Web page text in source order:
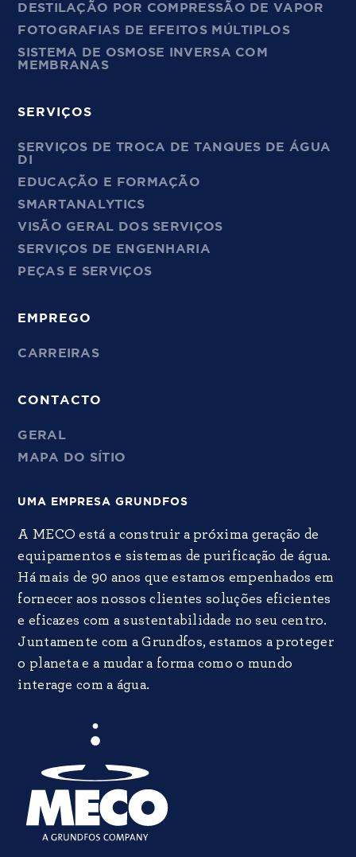
DESTILAÇÃO POR COMPRESSÃO DE VAPOR
FOTOGRAFIAS DE EFEITOS MÚLTIPLOS
SISTEMA DE OSMOSE INVERSA COM
MEMBRANAS
SERVIÇOS
SERVIÇOS DE TROCA DE TANQUES DE ÁGUA
DI
EDUCAÇÃO E FORMAÇÃO
SMARTANALYTICS
VISÃO GERAL DOS SERVIÇOS
SERVIÇOS DE ENGENHARIA
PEÇAS E SERVIÇOS
EMPREGO
CARREIRAS
CONTACTO
GERAL
MAPA DO SÍTIO
UMA EMPRESA GRUNDFOS
A MECO está a construir a próxima geração de
equipamentos e sistemas de purificação de água.
Há mais de 90 anos que estamos empenhados em
fornecer aos nossos clientes soluções eficientes
e eficazes com a sustentabilidade no seu centro.
Juntamente com a Grundfos, estamos a proteger
o planeta e a mudar a forma como o mundo
interage com a água.